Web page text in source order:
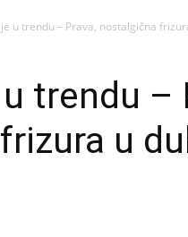
u trendu – Prava, nostalgična
trendu –
u